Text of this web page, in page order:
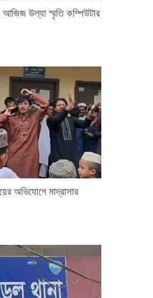
আজিজ উল্যা স্মৃতি কম্পিউটার
অভিযোগে মাদ্রাসার